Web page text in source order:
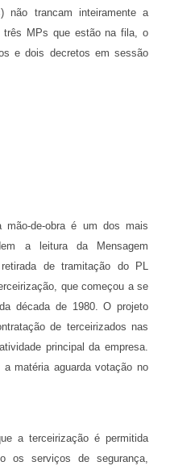
não trancam inteiramente a
três MPs que estão na fila, o
e dois decretos em sessão
mão-de-obra é um dos mais
a leitura da Mensagem
de tramitação do PL
que começou a se
década de 1980. O projeto
de terceirizados nas
principal da empresa.
matéria aguarda votação no
a terceirização é permitida
os serviços de segurança,